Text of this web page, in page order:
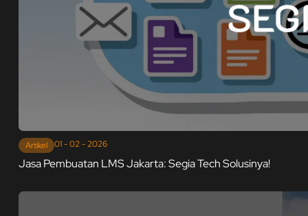
Artikel 01 - 02 - 2026
Jasa Pembuatan LMS Jakarta: Segia Tech Solusinya!